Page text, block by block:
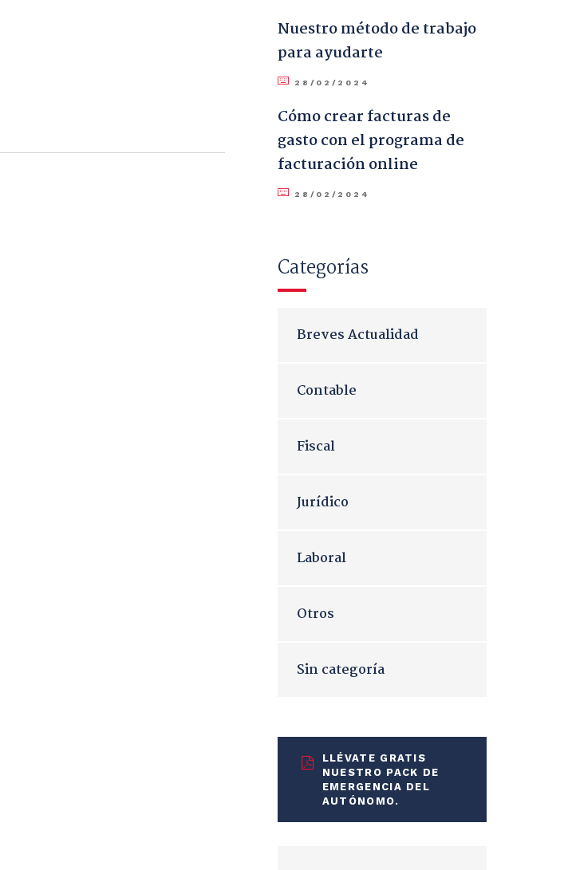
Nuestro método de trabajo
para ayudarte
28/02/2024
Cómo crear facturas de
gasto con el programa de
facturación online
28/02/2024
Categorías
Breves Actualidad
Contable
Fiscal
Jurídico
Laboral
Otros
Sin categoría
LLÉVATE GRATIS
NUESTRO PACK DE
EMERGENCIA DEL
AUTÓNOMO.